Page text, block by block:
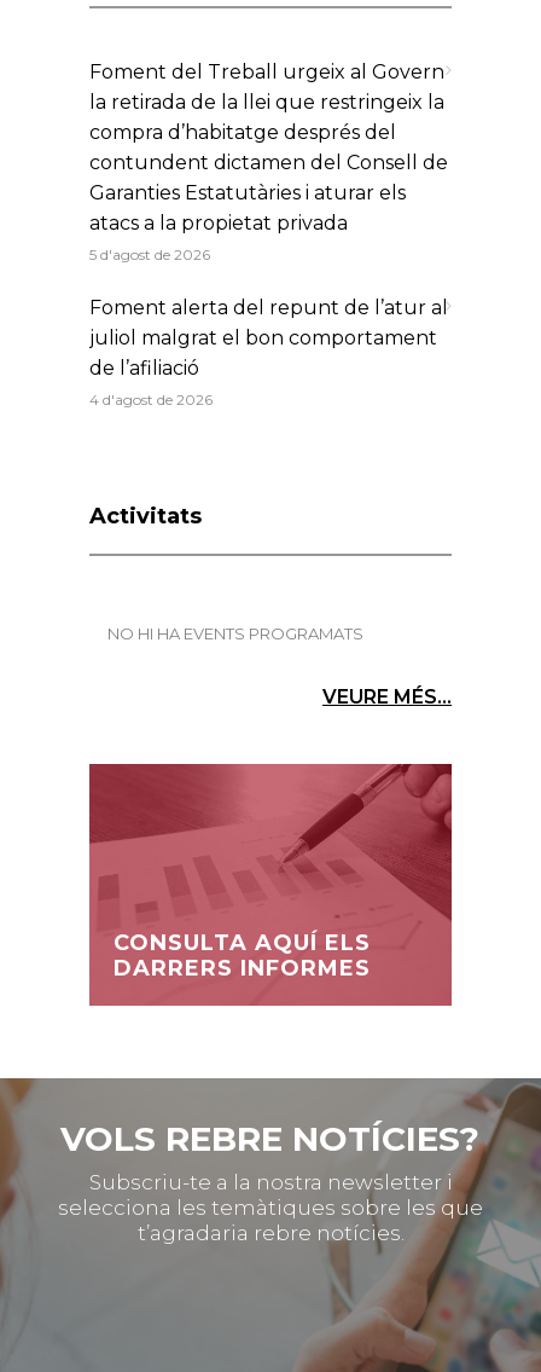
Foment del Treball urgeix al Govern
la retirada de la llei que restringeix la
compra d’habitatge després del
contundent dictamen del Consell de
Garanties Estatutàries i aturar els
atacs a la propietat privada
5 d'agost de 2026
Foment alerta del repunt de l’atur al
juliol malgrat el bon comportament
de l’afiliació
4 d'agost de 2026
Activitats
NO HI HA EVENTS PROGRAMATS
VEURE MÉS...
CONSULTA AQUÍ ELS
DARRERS INFORMES
VOLS REBRE NOTÍCIES?
Subscriu-te a la nostra newsletter i
selecciona les temàtiques sobre les que
t’agradaria rebre notícies.